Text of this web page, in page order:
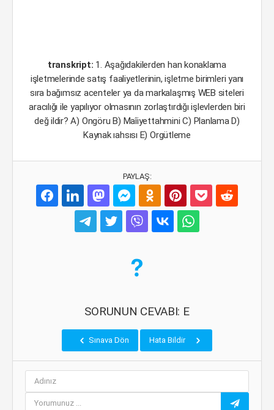
transkript: 1. Aşağıdakilerden han konaklama
işletmelerinde satış faaliyetlerinin, işletme birimleri yanı
sıra bağımsız acenteler ya da markalaşmış WEB siteleri
aracılığı ile yapılıyor olmasının zorlaştırdığı işlevlerden biri
değ ildir? A) Ongöru B) Maîiyettahmini C) Planlama D)
Kaynak ıahsısı E) Orgütleme
PAYLAŞ:
SORUNUN CEVABI: E
Sınava Dön Hata Bildir